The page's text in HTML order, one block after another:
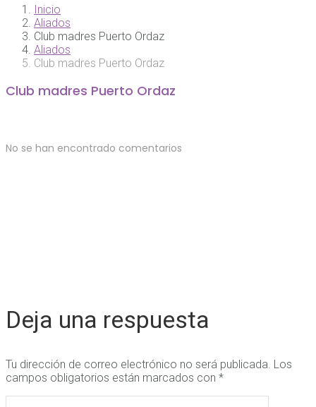
Inicio
Aliados
Club madres Puerto Ordaz
Aliados
Club madres Puerto Ordaz
Club madres Puerto Ordaz
No se han encontrado comentarios
Deja una respuesta
Tu dirección de correo electrónico no será publicada. Los
campos obligatorios están marcados con *